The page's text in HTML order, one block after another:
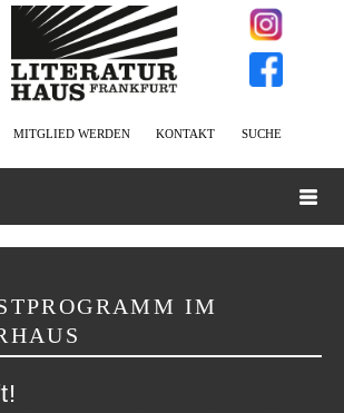
MITGLIED WERDEN KONTAKT SUCHE
IM